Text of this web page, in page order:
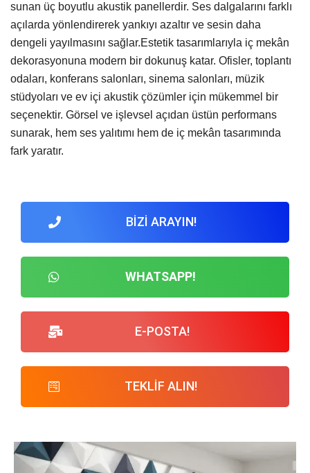
sunan üç boyutlu akustik panellerdir. Ses dalgalarını farklı
açılarda yönlendirerek yankıyı azaltır ve sesin daha
dengeli yayılmasını sağlar.Estetik tasarımlarıyla iç mekân
dekorasyonuna modern bir dokunuş katar. Ofisler, toplantı
odaları, konferans salonları, sinema salonları, müzik
stüdyoları ve ev içi akustik çözümler için mükemmel bir
seçenektir. Görsel ve işlevsel açıdan üstün performans
sunarak, hem ses yalıtımı hem de iç mekân tasarımında
fark yaratır.
BİZİ ARAYIN!
WHATSAPP!
E-POSTA!
TEKLİF ALIN!